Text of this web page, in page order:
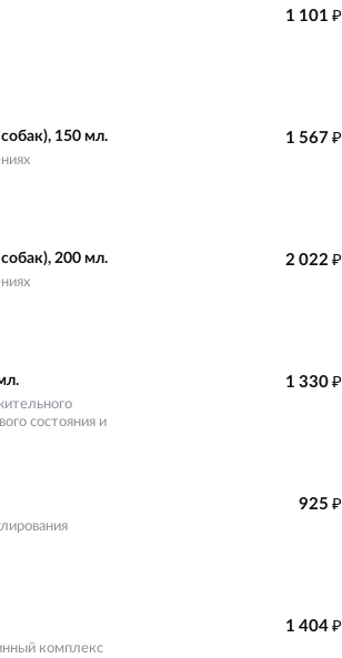
1 101₽
150 мл. 1 567₽
200 мл. 2 022₽
состояния и
1 330₽
925₽
комплекс
1 404₽